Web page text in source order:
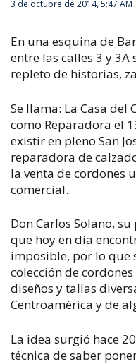
3 de octubre de 2014, 5:47 AM
En una esquina de
entre las calles 3 y 3A
repleto de historias,
Se llama: La Casa
como Reparadora el
existir en pleno San
reparadora de
la venta de cordones
comercial.
Don Carlos Solano,
que hoy en día
imposible, por lo que
colección de
diseños y tallas
Centroamérica y de
La idea surgió hace
técnica de saber